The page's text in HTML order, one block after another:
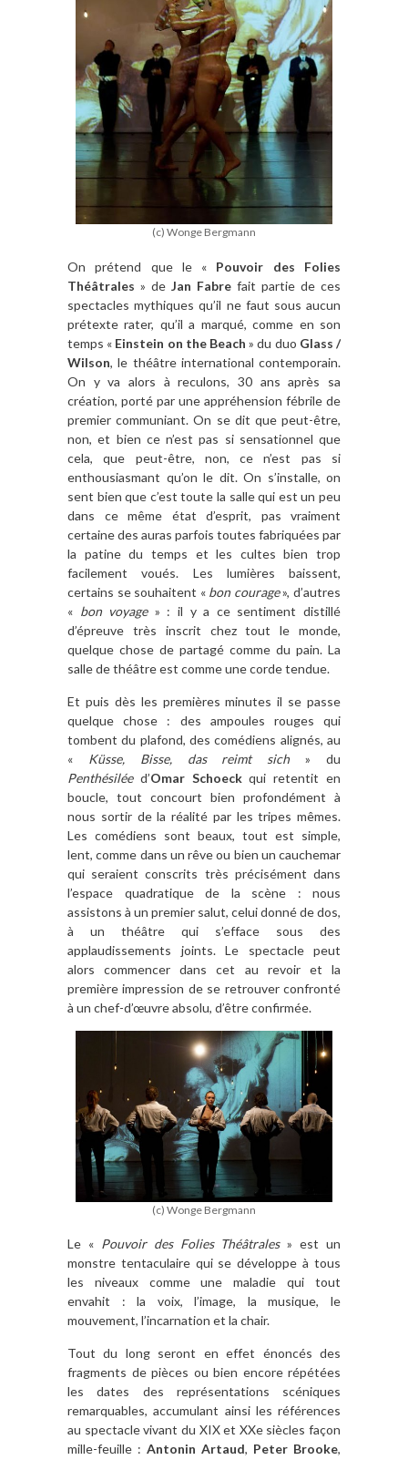
(c) Wonge Bergmann
On prétend que le « Pouvoir des Folies
Théâtrales » de Jan Fabre fait partie de ces
spectacles mythiques qu’il ne faut sous aucun
prétexte rater, qu’il a marqué, comme en son
temps « Einstein on the Beach » du duo Glass /
Wilson, le théâtre international contemporain.
On y va alors à reculons, 30 ans après sa
création, porté par une appréhension fébrile de
premier communiant. On se dit que peut-être,
non, et bien ce n’est pas si sensationnel que
cela, que peut-être, non, ce n’est pas si
enthousiasmant qu’on le dit. On s’installe, on
sent bien que c’est toute la salle qui est un peu
dans ce même état d’esprit, pas vraiment
certaine des auras parfois toutes fabriquées par
la patine du temps et les cultes bien trop
facilement voués. Les lumières baissent,
certains se souhaitent « bon courage», d’autres
« bon voyage» : il y a ce sentiment distillé
d’épreuve très inscrit chez tout le monde,
quelque chose de partagé comme du pain. La
salle de théâtre est comme une corde tendue.
Et puis dès les premières minutes il se passe
quelque chose : des ampoules rouges qui
tombent du plafond, des comédiens alignés, au
« Küsse, Bisse, das reimt sich» du
Penthésiléed’Omar Schoeckqui retentit en
boucle, tout concourt bien profondément à
nous sortir de la réalité par les tripes mêmes.
Les comédiens sont beaux, tout est simple,
lent, comme dans un rêve ou bien un cauchemar
qui seraient conscrits très précisément dans
l’espace quadratique de la scène : nous
assistons à un premier salut, celui donné de dos,
à un théâtre qui s’efface sous des
applaudissements joints. Le spectacle peut
alors commencer dans cet au revoir et la
première impression de se retrouver confronté
à un chef-d’œuvre absolu, d’être confirmée.
(c) Wonge Bergmann
Le « Pouvoir des Folies Théâtrales» est un
monstre tentaculaire qui se développe à tous
les niveaux comme une maladie qui tout
envahit : la voix, l’image, la musique, le
mouvement, l’incarnation et la chair.
Tout du long seront en effet énoncés des
fragments de pièces ou bien encore répétées
les dates des représentations scéniques
remarquables, accumulant ainsi les références
au spectacle vivant du XIX et XXe siècles façon
mille-feuille : Antonin Artaud, Peter Brooke,